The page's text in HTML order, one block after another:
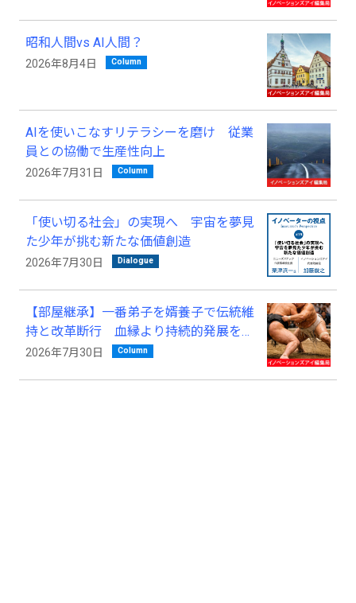
昭和人間vs AI人間？
2026年8月4日 Column
AIを使いこなすリテラシーを磨け 従業
員との協働で生産性向上
2026年7月31日 Column
「使い切る社会」の実現へ 宇宙を夢見
た少年が挑む新たな価値創造
2026年7月30日 Dialogue
【部屋継承】一番弟子を婿養子で伝統維
持と改革断行 血縁より持続的発展を優
先
2026年7月30日 Column